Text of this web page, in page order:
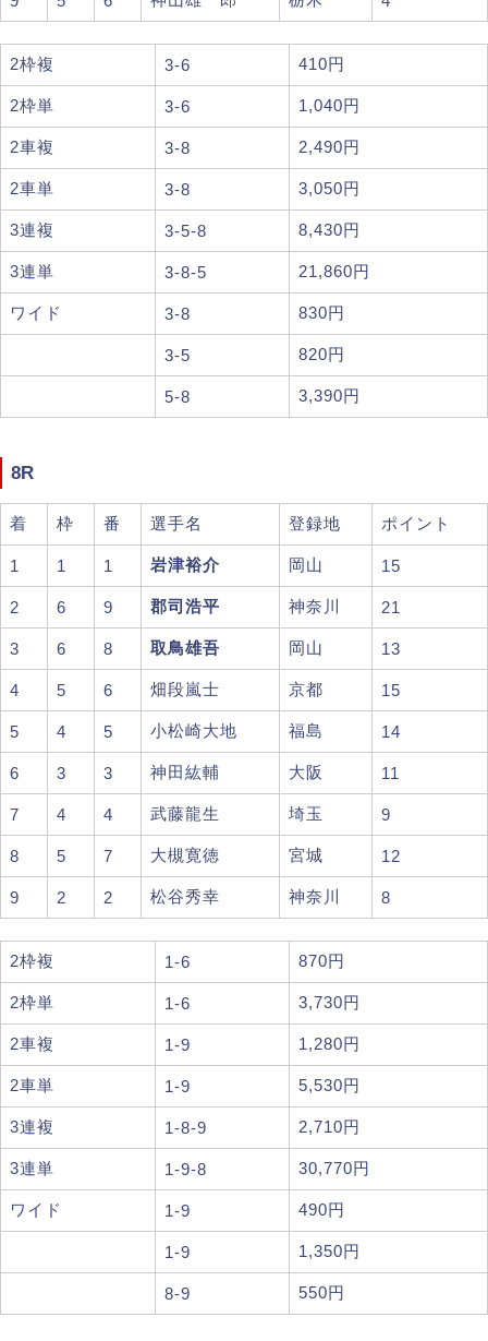
2枠複 3-6 410円
2枠単 3-6 1,040円
2車複 3-8 2,490円
2車単 3-8 3,050円
3連複 3-5-8 8,430円
3連単 3-8-5 21,860円
ワイド 3-8 830円
3-5 820円
5-8 3,390円
8R
着 枠 番 選手名 登録地 ポイント
1 1 1 岩津裕介 岡山 15
2 6 9 郡司浩平 神奈川 21
3 6 8 取鳥雄吾 岡山 13
4 5 6 畑段嵐士 京都 15
5 4 5 小松崎大地 福島 14
6 3 3 神田紘輔 大阪 11
7 4 4 武藤龍生 埼玉 9
8 5 7 大槻寛徳 宮城 12
9 2 2 松谷秀幸 神奈川 8
2枠複 1-6 870円
2枠単 1-6 3,730円
2車複 1-9 1,280円
2車単 1-9 5,530円
3連複 1-8-9 2,710円
3連単 1-9-8 30,770円
ワイド 1-9 490円
1-9 1,350円
8-9 550円